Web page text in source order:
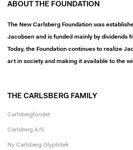
ABOUT THE FOUNDATION
The New Carlsberg Foundation was
Jacobsen and is funded mainly by dividends
Today, the Foundation continues to realize
art in society and making it available to the
THE CARLSBERG FAMILY
Carlsbergfondet
Carlsberg A/S
Ny Carlsberg Glyptotek